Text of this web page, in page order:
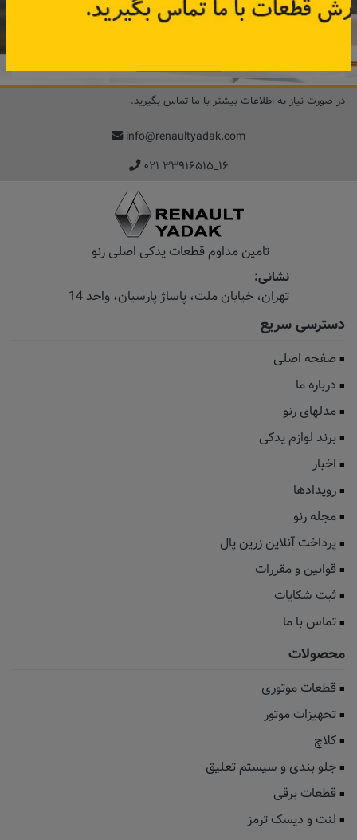
در صورت نیاز به اطلاعات بیشتر با ما تماس بگیرید.
info@renaultyadak.com
۰۲۱ ۳۳۹۱۶۵۱۵_۱۶
تامین مداوم قطعات یدکی اصلی رنو
نشانی:
تهران، خیابان‌ ملت، پاساژ‌ پارسیان، واحد 14
دسترسی سریع
صفحه اصلی
درباره ما
مدلهای رنو
برند لوازم یدکی
اخبار
رویدادها
مجله رنو
پرداخت آنلاین زرین پال
قوانین و مقررات
ثبت شکایات
تماس با ما
محصولات
قطعات موتوری
تجهیزات موتور
کلاچ
جلو بندی و سیستم تعلیق
قطعات برقی
لنت و دیسک ترمز